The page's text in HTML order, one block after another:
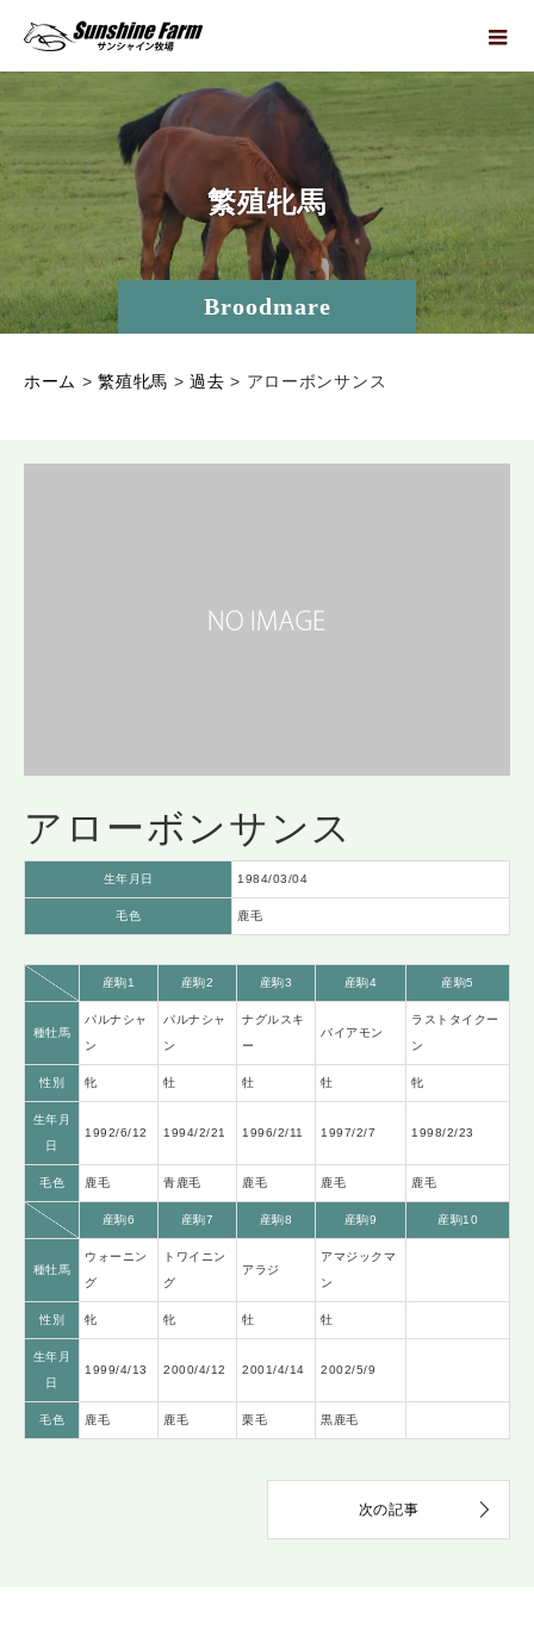
Broodmare
繁殖牝馬
ホーム >繁殖牝馬 >過去 > アローボンサンス
アローボンサンス
生年月日 1984/03/04
毛色 鹿毛
産駒1 産駒2 産駒3 産駒4 産駒5
種牡馬
パルナシャ
ン
パルナシャ
ン
ナグルスキ
ー
バイアモン
ラストタイクー
ン
性別 牝 牡 牡 牡 牝
生年月
日
1992/6/12 1994/2/21 1996/2/11 1997/2/7 1998/2/23
毛色 鹿毛 青鹿毛 鹿毛 鹿毛 鹿毛
産駒6 産駒7 産駒8 産駒9 産駒10
種牡馬
ウォーニン
グ
トワイニン
グ
アラジ
アマジックマ
ン
性別 牝 牝 牡 牡
生年月
日
1999/4/13 2000/4/12 2001/4/14 2002/5/9
毛色 鹿毛 鹿毛 栗毛 黒鹿毛